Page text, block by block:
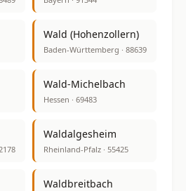
Wald (Hohenzollern)
Baden-Württemberg · 88639
Wald-Michelbach
Hessen · 69483
Waldalgesheim
Rheinland-Pfalz · 55425
Waldbreitbach